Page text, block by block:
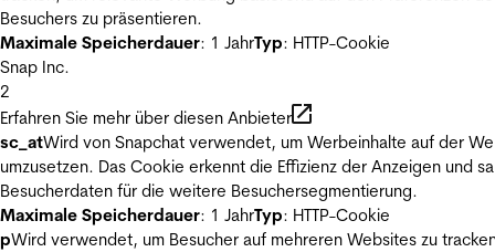
Besuchers zu präsentieren.
Maximale Speicherdauer: 1 JahrTyp: HTTP-Cookie
Snap Inc.
2
Erfahren Sie mehr über diesen Anbieter
sc_atWird von Snapchat verwendet, um Werbeinhalte auf der
umzusetzen. Das Cookie erkennt die Effizienz der Anzeigen und
Besucherdaten für die weitere Besuchersegmentierung.
Maximale Speicherdauer: 1 JahrTyp: HTTP-Cookie
pWird verwendet, um Besucher auf mehreren Websites zu